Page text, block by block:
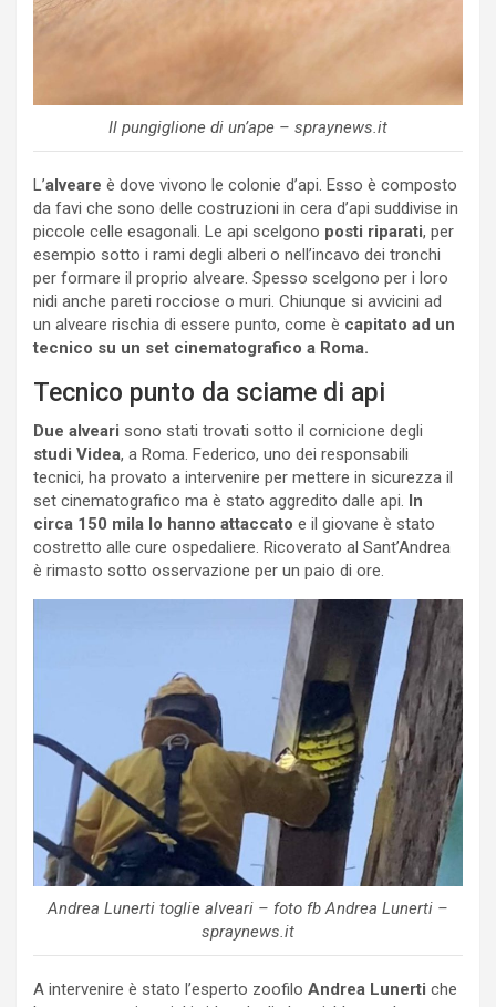
Il pungiglione di un’ape – spraynews.it
L’alveare è dove vivono le colonie d’api. Esso è composto
da favi che sono delle costruzioni in cera d’api suddivise in
piccole celle esagonali. Le api scelgono posti riparati, per
esempio sotto i rami degli alberi o nell’incavo dei tronchi
per formare il proprio alveare. Spesso scelgono per i loro
nidi anche pareti rocciose o muri. Chiunque si avvicini ad
un alveare rischia di essere punto, come è capitato ad un
tecnico su un set cinematografico a Roma.
Tecnico punto da sciame di api
Due alveari sono stati trovati sotto il cornicione degli
studi Videa, a Roma. Federico, uno dei responsabili
tecnici, ha provato a intervenire per mettere in sicurezza il
set cinematografico ma è stato aggredito dalle api. In
circa 150 mila lo hanno attaccato e il giovane è stato
costretto alle cure ospedaliere. Ricoverato al Sant’Andrea
è rimasto sotto osservazione per un paio di ore.
Andrea Lunerti toglie alveari – foto fb Andrea Lunerti –
spraynews.it
A intervenire è stato l’esperto zoofilo Andrea Lunerti che